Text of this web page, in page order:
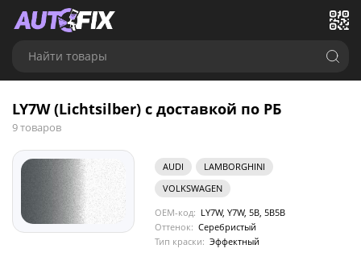
Найти товары
LY7W (Lichtsilber) с доставкой по РБ
9 товаров
AUDI
LAMBORGHINI
VOLKSWAGEN
OEM-код: LY7W, Y7W, 5B, 5B5B
Оттенок: Серебристый
Тип краски: Эффектный